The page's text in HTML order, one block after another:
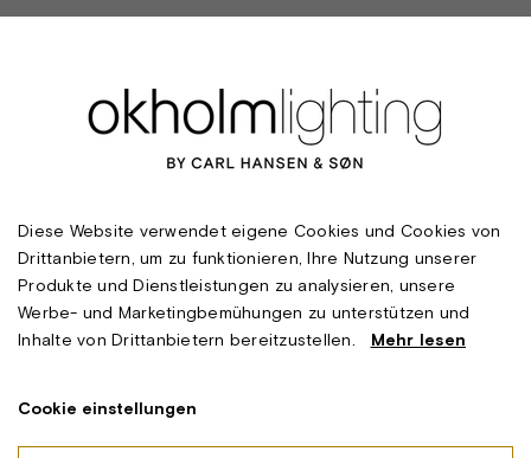
Diese Website verwendet eigene Cookies und Cookies von
Drittanbietern, um zu funktionieren, Ihre Nutzung unserer
Produkte und Dienstleistungen zu analysieren, unsere
Werbe- und Marketingbemühungen zu unterstützen und
Inhalte von Drittanbietern bereitzustellen. Mehr lesen
Cookie einstellungen